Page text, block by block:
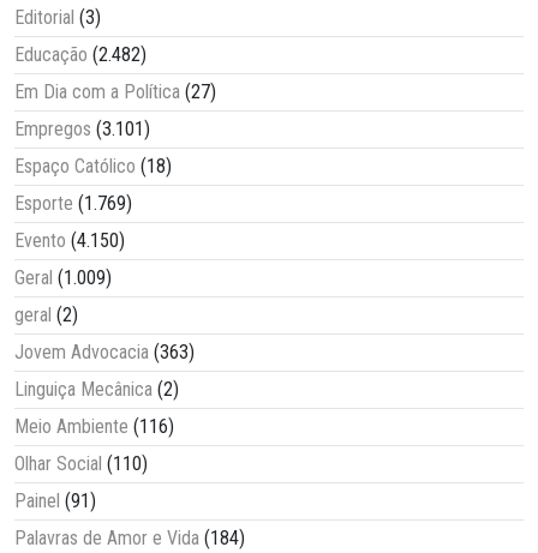
Editorial (3)
Educação (2.482)
Em Dia com a Política (27)
Empregos (3.101)
Espaço Católico (18)
Esporte (1.769)
Evento (4.150)
Geral (1.009)
geral (2)
Jovem Advocacia (363)
Linguiça Mecânica (2)
Meio Ambiente (116)
Olhar Social (110)
Painel (91)
Palavras de Amor e Vida (184)